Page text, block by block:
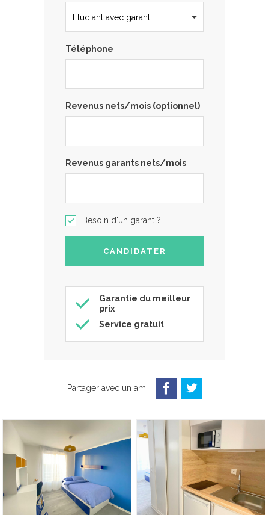
Téléphone
Revenus nets/mois (optionnel)
Revenus garants nets/mois
Besoin d'un garant ?
Garantie du meilleur
prix
Service gratuit
Partager avec un ami